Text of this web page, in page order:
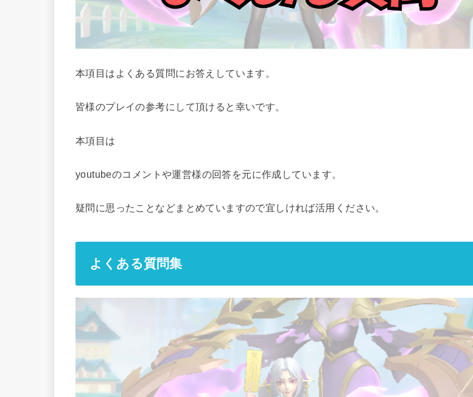
本項目はよくある質問にお答えしています。
皆様のプレイの参考にして頂けると幸いです。
本項目は
youtubeのコメントや運営様の回答を元に作成しています。
疑問に思ったことなどまとめていますので宜しければ活用ください。
よくある質問集